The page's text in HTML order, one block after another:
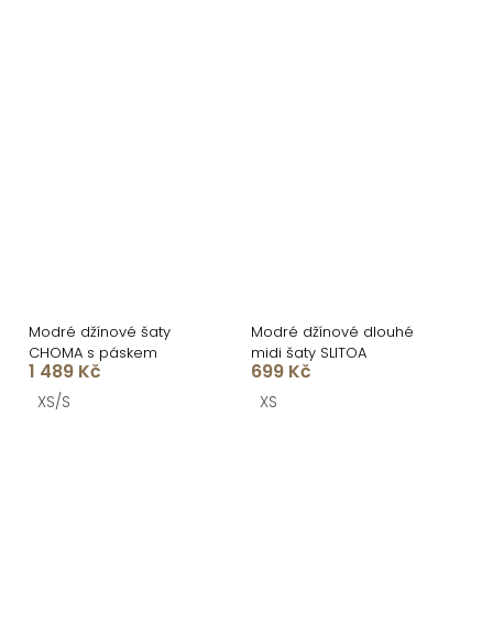
Modré džínové šaty
CHOMA s páskem
1 489 Kč
XS/S
Modré džínové dlouhé
midi šaty SLITOA
699 Kč
XS